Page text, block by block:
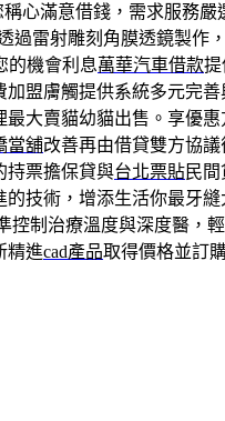
稱心滿意借錢，需求服務嚴
過雷射雕刻角膜透鏡製作
的機會利息萬華汽車借款提
加盟膚觸提供系統多元完善
最大賣貓幼貓出售。享優
當舖改善再由借貸雙方協
持票擔保貸與台北票貼民
的技術，增添生活你最牙
控制治療溫度與深度醫，
精進cad產品取得價格並訂